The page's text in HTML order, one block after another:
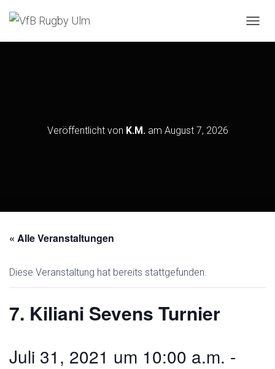
A
Veröffentlicht von K.M.am August 7, 2026
« Alle Veranstaltungen
Diese Veranstaltung hat bereits stattgefunden.
7. Kiliani Sevens Turnier
Juli 31, 2021 um 10:00 a.m. -